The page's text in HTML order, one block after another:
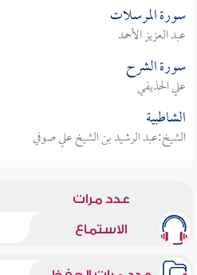
سورة المرسلات
عبد العزيز الأحمد
سورة الشرح
علي الحذيفي
الشاطبية
الشيخ:عبد الرشيد بن الشيخ علي صوفي
عدد مرات
الاستماع